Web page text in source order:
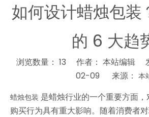
如何设计蜡烛包装
的 6 大趋
浏览数量： 13 作者： 本站编辑
02-09 来源： 本
蜡烛包装 是蜡烛行业的一个重要方面
购买行为具有重大影响。随着消费者